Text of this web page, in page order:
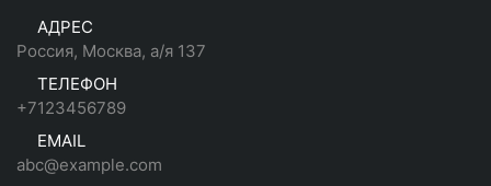
АДРЕС
Россия, Москва, а/я 137
ТЕЛЕФОН
+7123456789
EMAIL
abc@example.com